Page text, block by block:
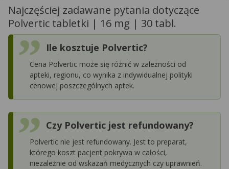
Najczęściej zadawane pytania dotyczące
Polvertic tabletki | 16 mg | 30 tabl.
Ile kosztuje Polvertic?
Cena Polvertic może się różnić w zależności od
apteki, regionu, co wynika z indywidualnej polityki
cenowej poszczególnych aptek.
Czy Polvertic jest refundowany?
Polvertic nie jest refundowany. Jest to preparat,
którego koszt pacjent pokrywa w całości,
niezależnie od wskazań medycznych czy uprawnień.